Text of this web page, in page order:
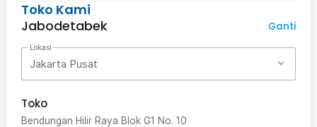
Toko Kami
Jabodetabek
Ganti
Lokasi
Jakarta Pusat
Toko
Bendungan Hilir Raya Blok G1 No. 10